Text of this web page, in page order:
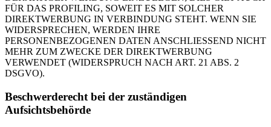
FÜR DAS PROFILING, SOWEIT ES MIT SOLCHER
DIREKTWERBUNG IN VERBINDUNG STEHT. WENN SIE
WIDERSPRECHEN, WERDEN IHRE
PERSONENBEZOGENEN DATEN ANSCHLIESSEND NICHT
MEHR ZUM ZWECKE DER DIREKTWERBUNG
VERWENDET (WIDERSPRUCH NACH ART. 21 ABS. 2
DSGVO).
Beschwerderecht bei der zuständigen
Aufsichtsbehörde